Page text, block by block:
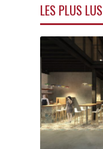
LES PLUS LUS